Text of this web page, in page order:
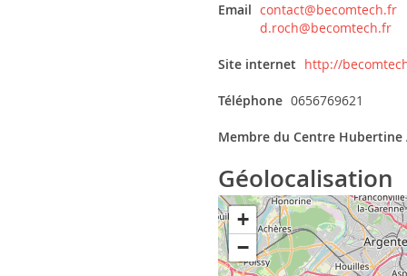
Email contact@becomtech.fr
d.roch@becomtech.fr
Site internet http://
Téléphone 0656769621
Membre du Centre
Géolocalisation
+
−